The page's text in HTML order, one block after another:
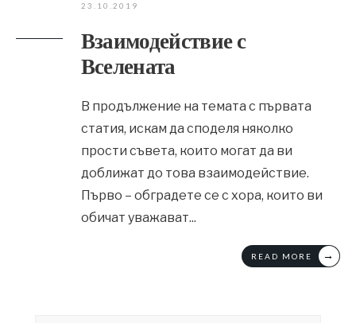
23.10.2019
Взаимодействие с
Вселената
В продължение на темата с първата
статия, искам да споделя няколко
прости съвета, които могат да ви
доближат до това взаимодействие.
Първо – обградете се с хора, които ви
обичат уважават...
READ MORE →